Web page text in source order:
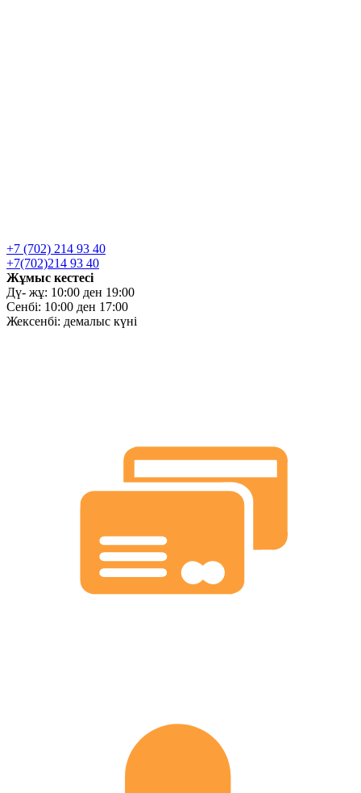
+7 (702) 214 93 40
+7(702)214 93 40
Жұмыс кестесі
Дү- жұ: 10:00 ден 19:00
Сенбі: 10:00 ден 17:00
Жексенбі: демалыс күні